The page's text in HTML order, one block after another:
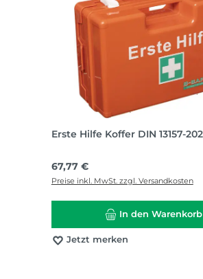
Erste Hilfe Koffer DIN 13157-
Regulärer Preis:
67,77 €
Preise inkl. MwSt. zzgl. Versandkosten
In den Warenkorb
Jetzt merken